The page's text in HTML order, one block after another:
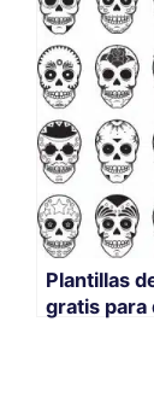
Plantillas
gratis para